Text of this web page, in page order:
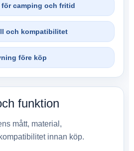
camping och fritid
och kompatibilitet
före köp
funktion
mått, material,
innan köp.